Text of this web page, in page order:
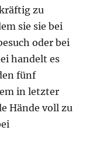
zu
sie sie bei
oder bei
handelt es
fünf
in letzter
Hände voll zu